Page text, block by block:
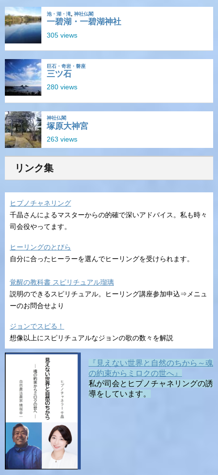
リンク集
ヒプノチャネリング
千晶さんによるマスターからの的確で深いアドバイス。私も時々
司会役やってます。
ヒーリングのとびら
自分に合ったヒーラーを選んでヒーリングを受けられます。
覚醒の教科書 スピリチュアル瑠璃
説明のできるスピリチュアル。ヒーリング講座参加申込⇒メニュ
ーのお問合せより
ジョンでスピる！
想像以上にスピリチュアルなジョンの歌の数々を解説
『見えない世界と自然のちから～魂
の約束からミロクの世へ』
私が司会とヒプノチャネリングの誘
導をしています。